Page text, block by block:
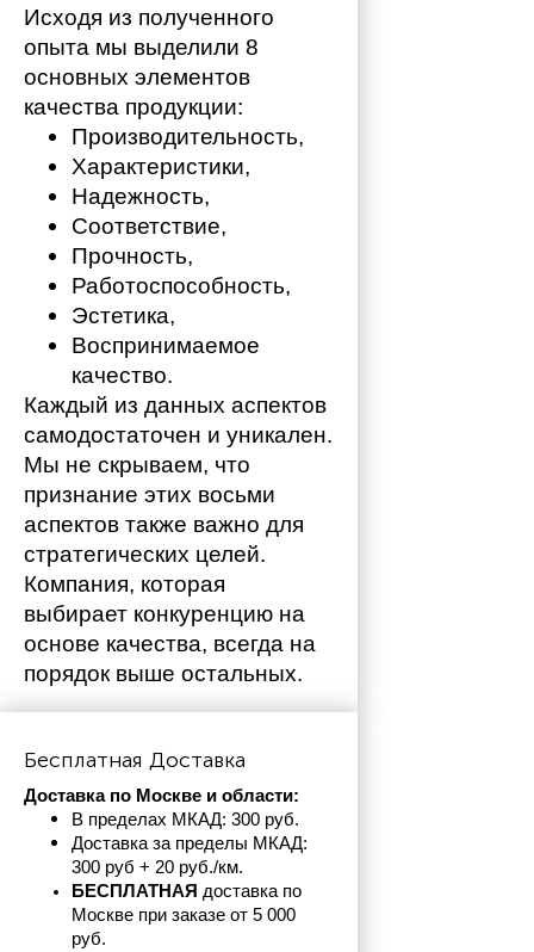
Исходя из полученного
опыта мы выделили 8
основных элементов
качества продукции:
Производительность,
Характеристики,
Надежность,
Соответствие,
Прочность,
Работоспособность,
Эстетика,
Воспринимаемое
качество.
Каждый из данных аспектов
самодостаточен и уникален.
Мы не скрываем, что
признание этих восьми
аспектов также важно для
стратегических целей.
Компания, которая
выбирает конкуренцию на
основе качества, всегда на
порядок выше остальных.
Бесплатная Доставка
Доставка по Москве и области:
В пределах МКАД: 300 руб.
Доставка за пределы МКАД:
300 руб + 20 руб./км.
БЕСПЛАТНАЯ доставка по
Москве при заказе от 5 000
руб.